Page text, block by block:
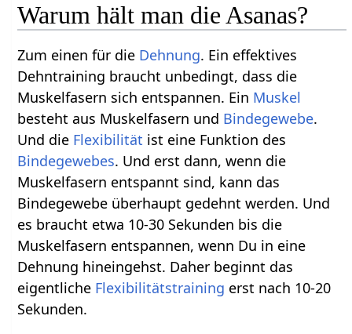
Warum hält man die Asanas?
Zum einen für die Dehnung. Ein effektives
Dehntraining braucht unbedingt, dass die
Muskelfasern sich entspannen. Ein Muskel
besteht aus Muskelfasern und Bindegewebe.
Und die Flexibilität ist eine Funktion des
Bindegewebes. Und erst dann, wenn die
Muskelfasern entspannt sind, kann das
Bindegewebe überhaupt gedehnt werden. Und
es braucht etwa 10-30 Sekunden bis die
Muskelfasern entspannen, wenn Du in eine
Dehnung hineingehst. Daher beginnt das
eigentliche Flexibilitätstraining erst nach 10-20
Sekunden.